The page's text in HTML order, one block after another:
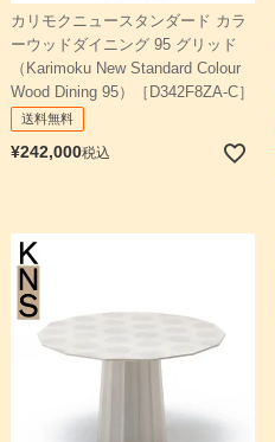
カリモクニュースタンダード カラ
ーウッドダイニング 95 グリッド
（Karimoku New Standard Colour
Wood Dining 95）［D342F8ZA-C］
送料無料
¥242,000税込